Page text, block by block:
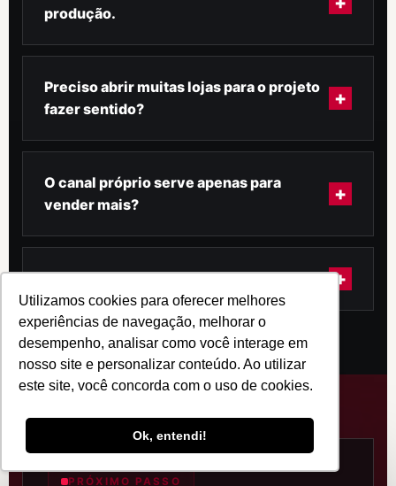
Utilizamos cookies para oferecer melhores
experiências de navegação, melhorar o
desempenho, analisar como você interage em
nosso site e personalizar conteúdo. Ao utilizar
este site, você concorda com o uso de cookies.
Ok, entendi!
produção.
É exatamente por isso que a Goakira existe
neste processo. Entregamos os processos, a
lógica operacional e a formatação do
segura no varejo.
Preciso abrir muitas lojas para o projeto
fazer sentido?
+
Não. O mais importante é validar o modelo
certo, no lugar certo, com a operação certa.
Escala vem depois da formatação.
O canal próprio serve apenas para
vender mais?
+
Não. Ele também serve para fortalecer
marca, gerar dados, melhorar experiência,
testar produto e reduzir dependência
estratégica de terceiros.
A Goakira ajuda só na estratégia? +
Não. Atuamos na formatação do negócio,
nos processos, nos manuais, nos playbooks e
na preparação da operação para crescer
com consistência.
PRÓXIMO PASSO